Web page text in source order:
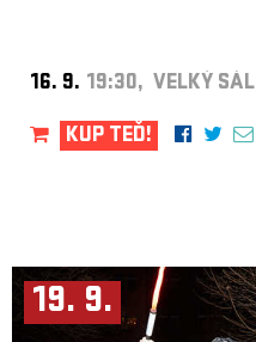
16. 9. 19:30, VELKÝ SÁL
KUP TEĎ!
19. 9.